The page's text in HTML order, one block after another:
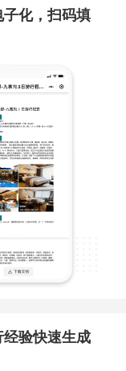
化，扫码填
验快速生成